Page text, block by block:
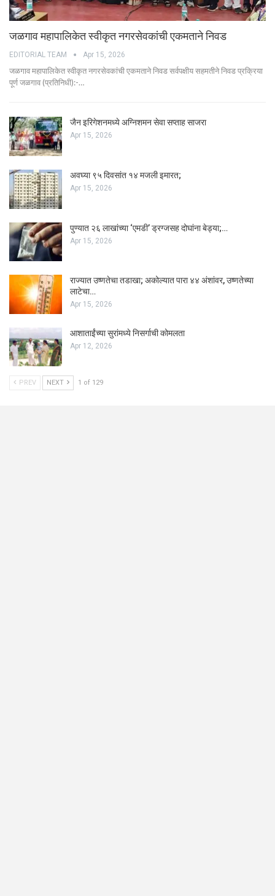
जळगाव महापालिकेत स्वीकृत नगरसेवकांची एकमताने निवड
EDITORIAL TEAM Apr 15, 2026
जळगाव महापालिकेत स्वीकृत नगरसेवकांची एकमताने निवड सर्वपक्षीय सहमतीने निवड प्रक्रिया
पूर्ण जळगाव (प्रतिनिधी):-…
जैन इरिगेशनमध्ये अग्निशमन सेवा सप्ताह साजरा
Apr 15, 2026
अवघ्या ९५ दिवसांत १४ मजली इमारत;
Apr 15, 2026
पुण्यात २६ लाखांच्या ‘एमडी’ ड्रग्जसह दोघांना बेड्या;…
Apr 15, 2026
राज्यात उष्णतेचा तडाखा; अकोल्यात पारा ४४ अंशांवर, उष्णतेच्या
लाटेचा…
Apr 15, 2026
आशाताईंच्या सुरांमध्ये निसर्गाची कोमलता
Apr 12, 2026
PREV NEXT 1 of 129